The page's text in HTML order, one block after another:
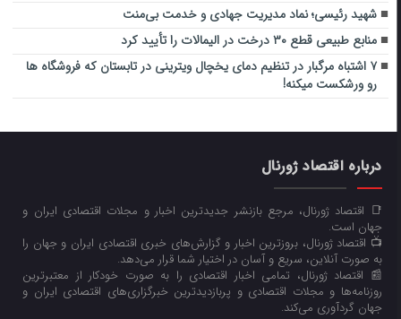
شهید رئیسی؛ نماد مدیریت جهادی و خدمت بی‌منت
منابع طبیعی قطع ۳۰ درخت در الیمالات را تأیید کرد
۷ اشتباه مرگبار در تنظیم دمای یخچال ویترینی در تابستان که فروشگاه ها
رو ورشکست میکنه!
درباره اقتصاد ژورنال
📑 اقتصاد ژورنال، مرجع بازنشر جدیدترین اخبار و مجلات اقتصادی ایران و
جهان است.
📺 اقتصاد ژورنال، بروزترین اخبار و گزارش‌های خبری اقتصادی ایران و جهان را
به صورت آنلاین، سریع و آسان در اختیار شما قرار می‌‌دهد.
📰 اقتصاد ژورنال، تمامی اخبار اقتصادی را به صورت خودکار از معتبرترین
روزنامه‌ها و مجلات اقتصادی و پربازدیدترین خبرگزاری‌های اقتصادی ایران و
جهان گردآوری می‌کند.